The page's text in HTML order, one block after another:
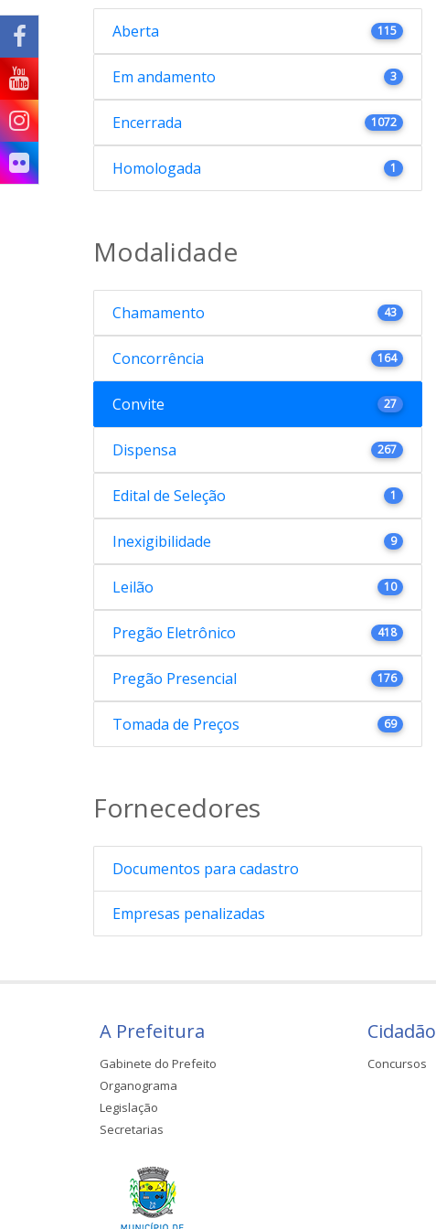
Aberta 115
Em andamento 3
Encerrada 1072
Homologada 1
Modalidade
Chamamento 43
Concorrência 164
Convite 27
Dispensa 267
Edital de Seleção 1
Inexigibilidade 9
Leilão 10
Pregão Eletrônico 418
Pregão Presencial 176
Tomada de Preços 69
Fornecedores
Documentos para cadastro
Empresas penalizadas
A Prefeitura
Gabinete do Prefeito
Organograma
Legislação
Secretarias
Cidadão
Concursos